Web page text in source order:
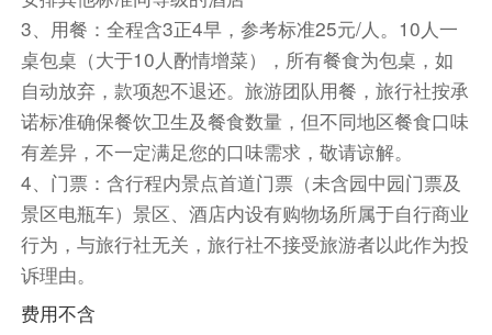
风景大道，岸上绿树带有著名的二十里椰林画廊，
更可以观看三亚湾日落。椰梦长廊长20公里，临
海一侧为景观优美迷人的热带植物园林，与银色的
沙滩、蓝色的大海相映成趣，组合成一幅色彩斑斓
的长卷画图。
打卡【鲜芒夜市】（停留时间约60分钟）是三亚
规模最大、业态最丰富的网红夜市，，毗邻三亚湾
椰梦长廊，坐拥绝美海景与城市繁华交汇的独特区
位优势。鲜芒夜市就是原亿恒夜市、全面升级改造
更名为鲜芒夜市，集美食、购物、娱乐、文化体验
于一体，成为三亚夜间经济的标志性打卡地。
3、用餐：全程含3正4早，参考标准25元/人。10人一
桌包桌（大于10人酌情增菜），所有餐食为包桌，如
自动放弃，款项恕不退还。旅游团队用餐，旅行社按承
诺标准确保餐饮卫生及餐食数量，但不同地区餐食口味
有差异，不一定满足您的口味需求，敬请谅解。
4、门票：含行程内景点首道门票（未含园中园门票及
景区电瓶车）景区、酒店内设有购物场所属于自行商业
行为，与旅行社无关，旅行社不接受旅游者以此作为投
诉理由。
费用不含